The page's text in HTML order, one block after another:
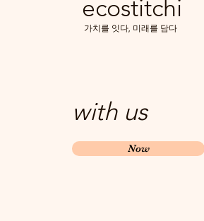
ecostitchi
​가치를 잇다, 미래를 담다
with us
Now